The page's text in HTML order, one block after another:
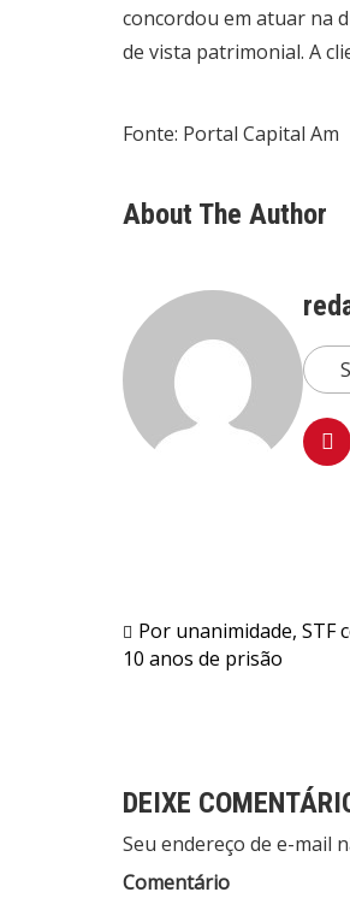
concordou em atuar na
de vista patrimonial. A
Fonte: Portal Capital Am
About The Author
Navegação
de
Por unanimidade, STF
10 anos de prisão
DEIXE
Seu endereço de e-mail
Comentário